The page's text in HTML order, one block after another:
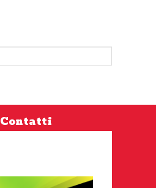
Contatti